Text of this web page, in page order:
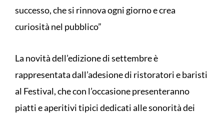
successo, che si rinnova ogni giorno e crea
curiosità nel pubblico”
La novità dell’edizione di settembre è
rappresentata dall’adesione di ristoratori e baristi
al Festival, che con l’occasione presenteranno
piatti e aperitivi tipici dedicati alle sonorità dei